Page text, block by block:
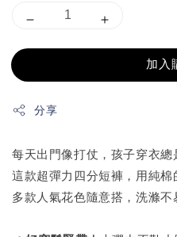
加入
分享
每天出門像打仗，孩子穿衣總
這款超彈力四分短褲，用純棉
多款人氣花色隨意搭，洗滌不